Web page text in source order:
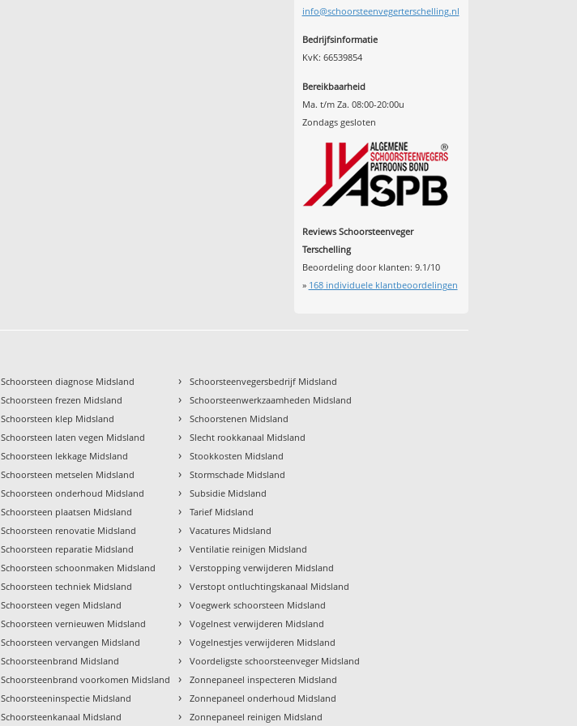
info@schoorsteenvegerterschelling.nl
Bedrijfsinformatie
KvK: 66539854
Bereikbaarheid
Ma. t/m Za. 08:00-20:00u
Zondags gesloten
Reviews Schoorsteenveger
Terschelling
Beoordeling door klanten: 9.1/10
» 168individuele klantbeoordelingen
Schoorsteen diagnose Midsland
Schoorsteen frezen Midsland
Schoorsteen klep Midsland
Schoorsteen laten vegen Midsland
Schoorsteen lekkage Midsland
Schoorsteen metselen Midsland
Schoorsteen onderhoud Midsland
Schoorsteen plaatsen Midsland
Schoorsteen renovatie Midsland
Schoorsteen reparatie Midsland
Schoorsteen schoonmaken Midsland
Schoorsteen techniek Midsland
Schoorsteen vegen Midsland
Schoorsteen vernieuwen Midsland
Schoorsteen vervangen Midsland
Schoorsteenbrand Midsland
Schoorsteenbrand voorkomen Midsland
Schoorsteeninspectie Midsland
Schoorsteenkanaal Midsland
› Schoorsteenvegersbedrijf Midsland
› Schoorsteenwerkzaamheden Midsland
› Schoorstenen Midsland
› Slecht rookkanaal Midsland
› Stookkosten Midsland
› Stormschade Midsland
› Subsidie Midsland
› Tarief Midsland
› Vacatures Midsland
› Ventilatie reinigen Midsland
› Verstopping verwijderen Midsland
› Verstopt ontluchtingskanaal Midsland
› Voegwerk schoorsteen Midsland
› Vogelnest verwijderen Midsland
› Vogelnestjes verwijderen Midsland
› Voordeligste schoorsteenveger Midsland
› Zonnepaneel inspecteren Midsland
› Zonnepaneel onderhoud Midsland
› Zonnepaneel reinigen Midsland